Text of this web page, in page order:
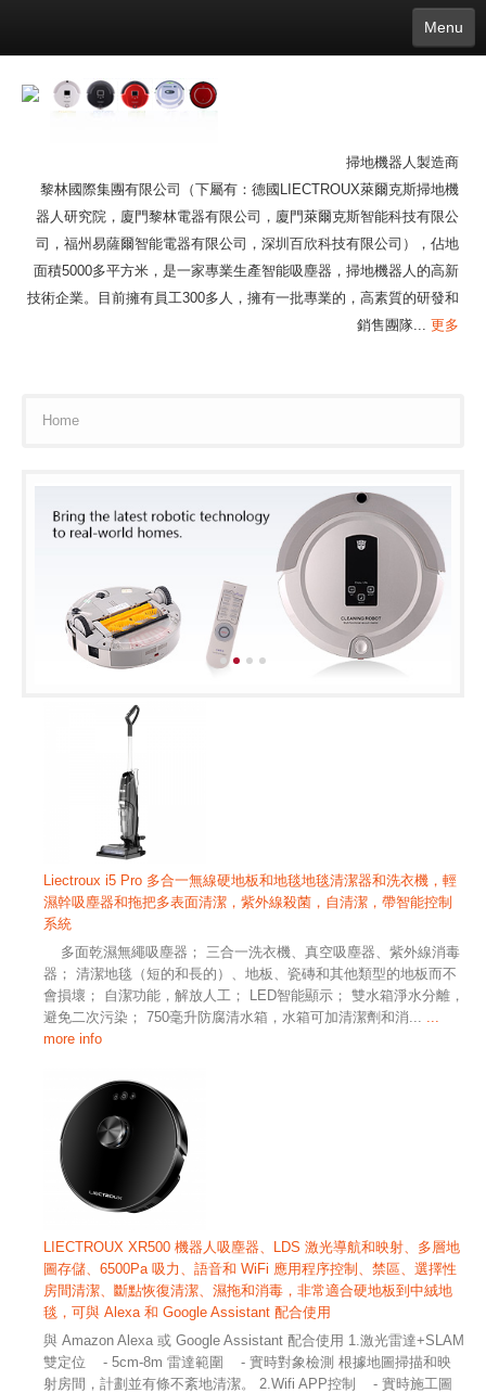
Menu
Deutsch
Português 日本語
bāṅlā Norsk
Türkçe
Ўзбек тили
india Tiếng Việt
íslenska
Estonia Bulgarian Ukrainian Slovenčina
掃地機器人製造商
黎林國際集團有限公司（下屬有：德國LIECTROUX萊爾克斯掃地機
器人研究院，廈門黎林電器有限公司，廈門萊爾克斯智能科技有限公
司，福州易薩爾智能電器有限公司，深圳百欣科技有限公司），佔地
面積5000多平方米，是一家專業生產智能吸塵器，掃地機器人的高新
技術企業。目前擁有員工300多人，擁有一批專業的，高素質​​的研發和
銷售團隊... 更多
Home
Liectroux i5 Pro 多合一無線硬地板和地毯地毯清潔器和洗衣機，輕
濕幹吸塵器和拖把多表面清潔，紫外線殺菌，自清潔，帶智能控制
系統
多面乾濕無繩吸塵器； 三合一洗衣機、真空吸塵器、紫外線消毒
器； 清潔地毯（短的和長的）、地板、瓷磚和其他類型的地板而不
會損壞； 自潔功能，解放人工； LED智能顯示； 雙水箱淨水分離，
避免二次污染； 750毫升防腐清水箱，水箱可加清潔劑和消...
more info
LIECTROUX XR500 機器人吸塵器、LDS 激光導航和映射、多層地
圖存儲、6500Pa 吸力、語音和 WiFi 應用程序控制、禁區、選擇性
房間清潔、斷點恢復清潔、濕拖和消毒，非常適合硬地板到中絨地
毯，可與 Alexa 和 Google Assistant 配合使用
與 Amazon Alexa 或 Google Assistant 配合使用 1.激光雷達+SLAM
雙定位 - 5cm-8m 雷達範圍 - 實時對象檢測 根據地圖掃描和映
射房間，計劃並有條不紊地清潔。 2.Wifi APP控制 - 實時施工圖